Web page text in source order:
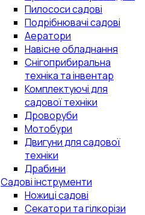
Пилососи садові
Подрібнювачі садові
Аератори
Навісне обладнання
Снігоприбиральна
техніка та інвентар
Комплектуючі для
садової техніки
Дроворуби
Мотобури
Двигуни для садової
техніки
Драбини
Садові інструменти
Ножиці садові
Секатори та гілкорізи